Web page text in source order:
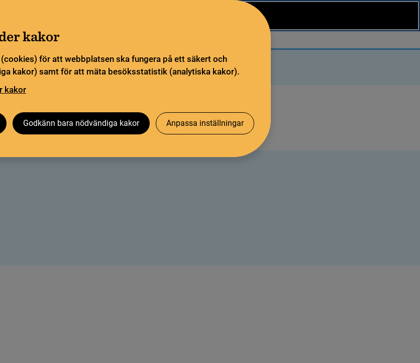
kakor
för att webbplatsen ska fungera på ett säkert och
kakor) samt för att mäta besöksstatistik (analytiska kakor).
kakor
Godkänn bara nödvändiga kakor Anpassa inställningar
Pliktleverans och ISBN
Öppen vetenskap Biblioteksutveckling